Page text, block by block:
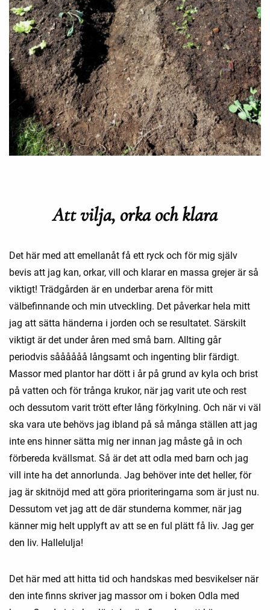
Att vilja, orka och klara
Det här med att emellanåt få ett ryck och för mig själv
bevis att jag kan, orkar, vill och klarar en massa grejer är så
viktigt! Trädgården är en underbar arena för mitt
välbefinnande och min utveckling. Det påverkar hela mitt
jag att sätta händerna i jorden och se resultatet. Särskilt
viktigt är det under åren med små barn. Allting går
periodvis såååååå långsamt och ingenting blir färdigt.
Massor med plantor har dött i år på grund av kyla och brist
på vatten och för trånga krukor, när jag varit ute och rest
och dessutom varit trött efter lång förkylning. Och när vi väl
ska vara ute behövs jag ibland på så många ställen att jag
inte ens hinner sätta mig ner innan jag måste gå in och
förbereda kvällsmat. Så är det att odla med barn och jag
vill inte ha det annorlunda. Jag behöver inte det heller, för
jag är skitnöjd med att göra prioriteringarna som är just nu.
Dessutom vet jag att de där stunderna kommer, när jag
känner mig helt upplyft av att se en ful plätt få liv. Jag ger
den liv. Hallelulja!
Det här med att hitta tid och handskas med besvikelser när
den inte finns skriver jag massor om i boken Odla med